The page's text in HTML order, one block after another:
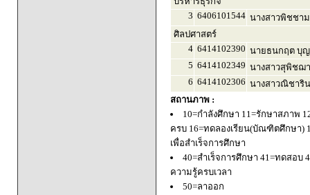
3 6406101544 นางสาวพิชชา
ศิลปศาสตร์
4 6414102390 นายธนกฤต บุ
5 6414102349 นางสาวสุพิชฌ
6 6414102306 นางสาวณิชาริ
สถานภาพ :
10=กำลังศึกษา 11=รักษาสภาพ
ครบ 16=ทดลองเรียน(บัณฑิตศึกษา)
เพื่อสำเร็จการศึกษา
40=สำเร็จการศึกษา 41=ทดสอบ
ความรู้ครบเวลา
50=ลาออก